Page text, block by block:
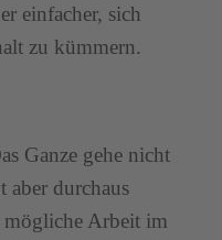
einfacher, sich
zu kümmern.
Ganze gehe nicht
aber durchaus
mögliche Arbeit im